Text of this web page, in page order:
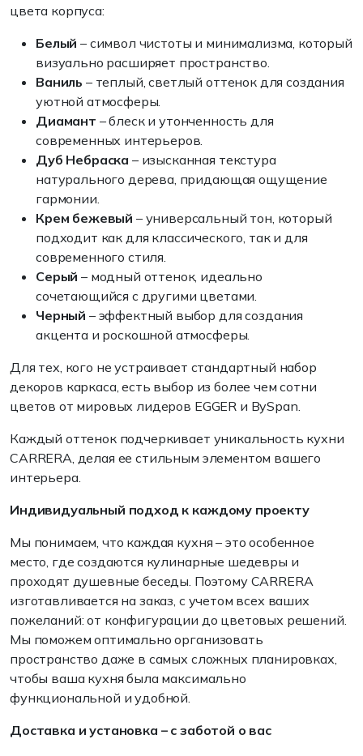
цвета корпуса:
Белый – символ чистоты и минимализма, который
визуально расширяет пространство.
Ваниль – теплый, светлый оттенок для создания
уютной атмосферы.
Диамант – блеск и утонченность для
современных интерьеров.
Дуб Небраска – изысканная текстура
натурального дерева, придающая ощущение
гармонии.
Крем бежевый – универсальный тон, который
подходит как для классического, так и для
современного стиля.
Серый – модный оттенок, идеально
сочетающийся с другими цветами.
Черный – эффектный выбор для создания
акцента и роскошной атмосферы.
Для тех, кого не устраивает стандартный набор
декоров каркаса, есть выбор из более чем сотни
цветов от мировых лидеров EGGER и BySpan.
Каждый оттенок подчеркивает уникальность кухни
CARRERA, делая ее стильным элементом вашего
интерьера.
Индивидуальный подход к каждому проекту
Мы понимаем, что каждая кухня – это особенное
место, где создаются кулинарные шедевры и
проходят душевные беседы. Поэтому CARRERA
изготавливается на заказ, с учетом всех ваших
пожеланий: от конфигурации до цветовых решений.
Мы поможем оптимально организовать
пространство даже в самых сложных планировках,
чтобы ваша кухня была максимально
функциональной и удобной.
Доставка и установка – с заботой о вас